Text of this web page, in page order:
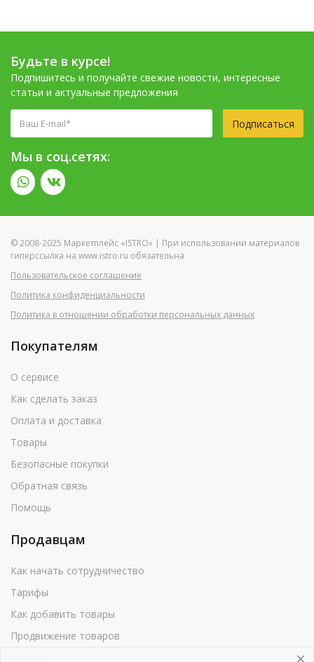
Будьте в курсе!
Подпишитесь и получайте свежие новости, интересные
статьи и актуальные предложения
Подписаться
Мы в соц.сетях:
© 2008-2025 Маркетплейс «ISTRO» | При использовании материалов
гиперссылка на www.istro.ru обязательна
Пользовательское соглашение
Политика конфиденциальности
Политика в отношении обработки персональных данных
Покупателям
О сервисе
Как сделать заказ
Оплата и доставка
Товары
Безопасные покупки
Обратная связь
Помощь
Продавцам
Как начать сотрудничество
Тарифы
Как добавить товары
Продвижение товаров